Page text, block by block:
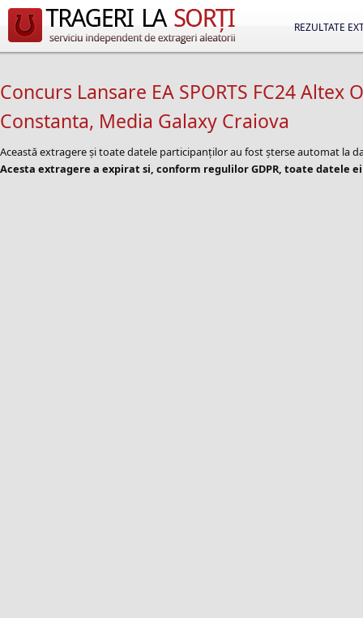
REZULTATE
Concurs Lansare EA SPORTS FC24
Constanta, Media Galaxy Craiova
Această extragere și toate datele participanților au fost șterse automat la
Acesta extragere a expirat si, conform regulilor GDPR, toate datele